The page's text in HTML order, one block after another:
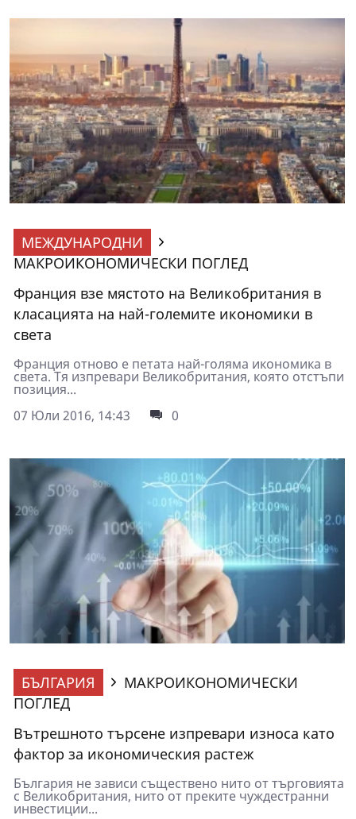
МЕЖДУНАРОДНИ
МАКРОИКОНОМИЧЕСКИ ПОГЛЕД
Франция взе мястото на Великобритания в
класацията на най-големите икономики в
света
Франция отново е петата най-голяма икономика в
света. Тя изпревари Великобритания, която отстъпи
позиция...
07 Юли 2016, 14:43
0
БЪЛГАРИЯ
МАКРОИКОНОМИЧЕСКИ
ПОГЛЕД
Вътрешното търсене изпревари износа като
фактор за икономическия растеж
България не зависи съществено нито от търговията
с Великобритания, нито от преките чуждестранни
инвестиции...